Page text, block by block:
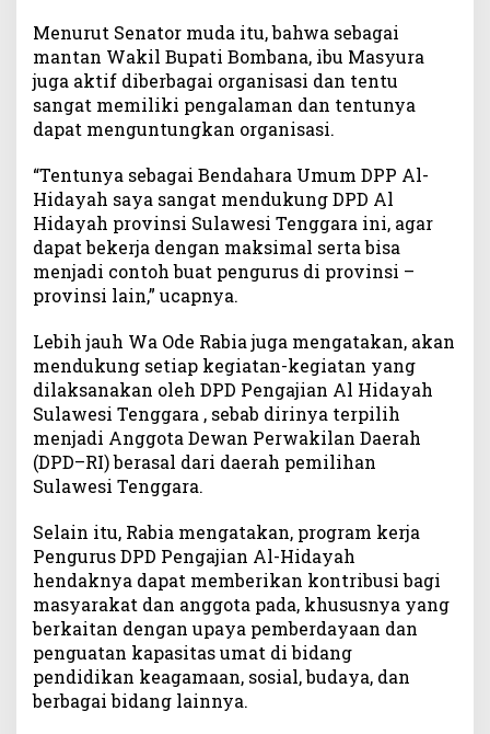
Menurut Senator muda itu, bahwa sebagai
mantan Wakil Bupati Bombana, ibu Masyura
juga aktif diberbagai organisasi dan tentu
sangat memiliki pengalaman dan tentunya
dapat menguntungkan organisasi.
“Tentunya sebagai Bendahara Umum DPP Al-
Hidayah saya sangat mendukung DPD Al
Hidayah provinsi Sulawesi Tenggara ini, agar
dapat bekerja dengan maksimal serta bisa
menjadi contoh buat pengurus di provinsi –
provinsi lain,” ucapnya.
Lebih jauh Wa Ode Rabia juga mengatakan, akan
mendukung setiap kegiatan-kegiatan yang
dilaksanakan oleh DPD Pengajian Al Hidayah
Sulawesi Tenggara , sebab dirinya terpilih
menjadi Anggota Dewan Perwakilan Daerah
(DPD–RI) berasal dari daerah pemilihan
Sulawesi Tenggara.
Selain itu, Rabia mengatakan, program kerja
Pengurus DPD Pengajian Al-Hidayah
hendaknya dapat memberikan kontribusi bagi
masyarakat dan anggota pada, khususnya yang
berkaitan dengan upaya pemberdayaan dan
penguatan kapasitas umat di bidang
pendidikan keagamaan, sosial, budaya, dan
berbagai bidang lainnya.